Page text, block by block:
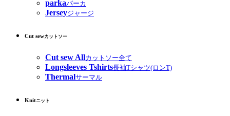
parkaパーカ
Jerseyジャージ
Cut sewカットソー
Cut sew Allカットソー全て
Longsleeves Tshirts長袖Tシャツ(ロンT)
Thermalサーマル
Knitニット